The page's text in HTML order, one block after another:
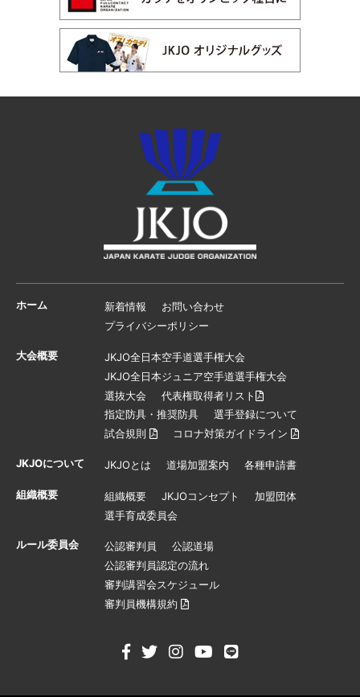
ホーム 新着情報
お問い合わせ
プライバシーポリシー
大会概要
JKJO全日本空手道選手権大会
JKJO全日本ジュニア空手道選手権大会
選抜大会
代表権取得者リスト
指定防具・推奨防具
選手登録について
試合規則
コロナ対策ガイドライン
JKJOについて JKJOとは 道場加盟案内 各種申請書
組織概要 組織概要 JKJOコンセプト
加盟団体
選手育成委員会
ルール委員会 公認審判員
公認道場
公認審判員認定の流れ
審判講習会スケジュール
審判員機構規約